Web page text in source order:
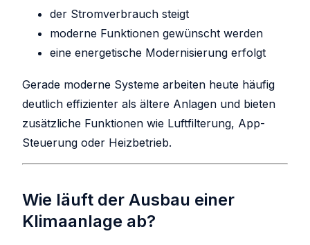
der Stromverbrauch steigt
moderne Funktionen gewünscht werden
eine energetische Modernisierung erfolgt
Gerade moderne Systeme arbeiten heute häufig
deutlich effizienter als ältere Anlagen und bieten
zusätzliche Funktionen wie Luftfilterung, App-
Steuerung oder Heizbetrieb.
Wie läuft der Ausbau einer
Klimaanlage ab?